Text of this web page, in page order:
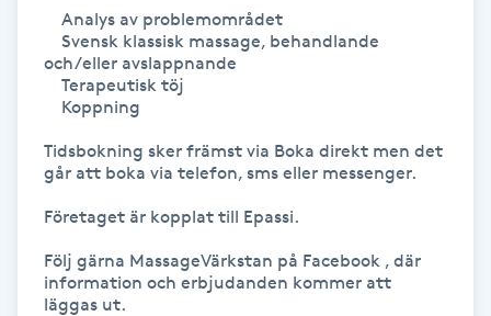
Färgning
Föning
Gel naglar
Gelenaglar
Gellack
och/eller avslappnande
Tidsbokning sker främst via Boka direkt men det
går att boka via telefon, sms eller messenger.
Företaget är kopplat till Epassi.
Följ gärna MassageVärkstan på Facebook , där
information och erbjudanden kommer att
läggas ut.